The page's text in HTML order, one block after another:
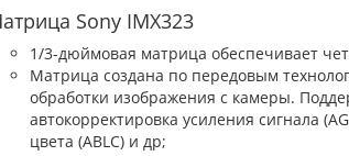
Sony IMX323
1/3-дюймовая матрица обеспечивает
Матрица создана по передовым
обработки изображения с камеры.
автокорректировка усиления сигнала
цвета (ABLC) и др;